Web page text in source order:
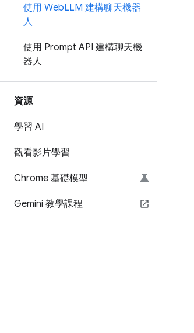
使用 WebLLM 建構聊天機器
人
使用 Prompt API 建構聊天機
器人
資源
學習 AI
觀看影片學習
Chrome 基礎模型
Gemini 教學課程